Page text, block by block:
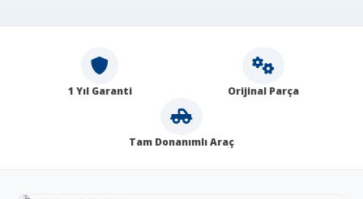
1 Yıl Garanti Orijinal Parça
Tam Donanımlı Araç